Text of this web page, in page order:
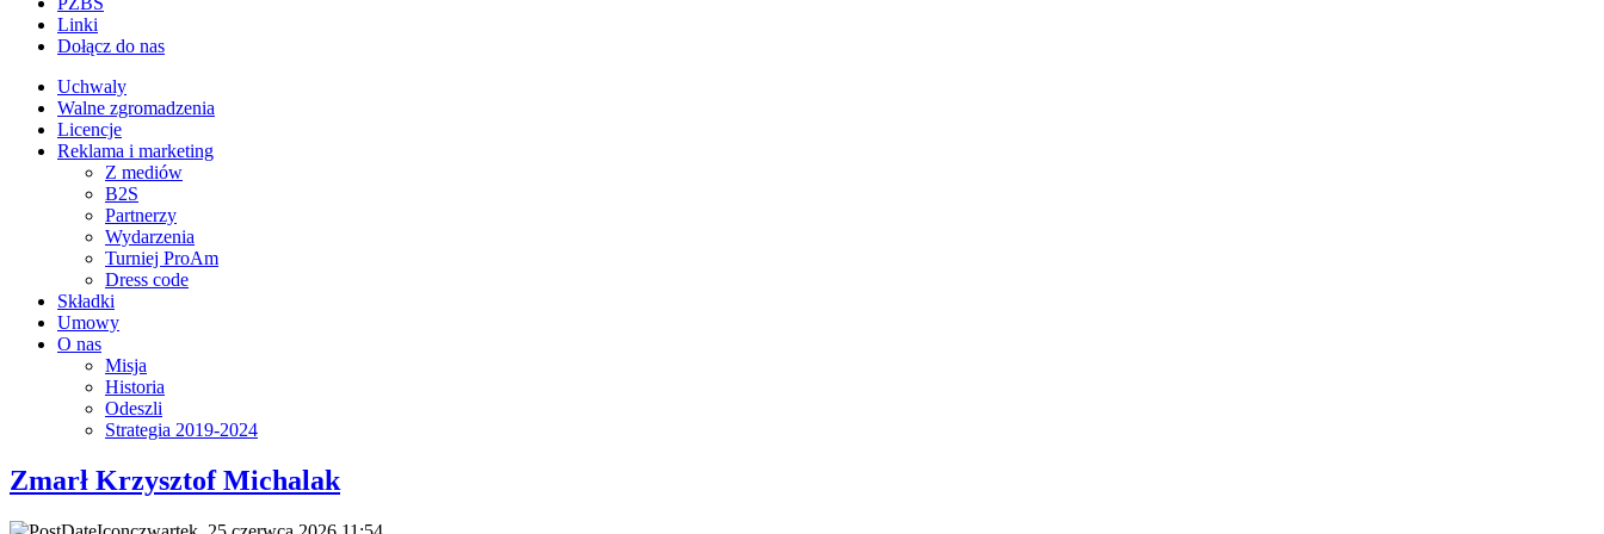
Linki
Dołącz do nas
Uchwaly
Walne zgromadzenia
Licencje
Reklama i marketing
Z mediów
B2S
Partnerzy
Wydarzenia
Turniej ProAm
Dress code
Składki
Umowy
O nas
Misja
Historia
Odeszli
Strategia 2019-2024
Zmarł Krzysztof Michalak